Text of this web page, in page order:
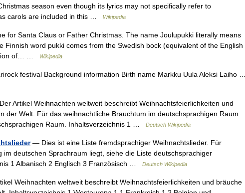
season even though its lyrics may not specifically refer to
carols are included in this …
Wikipedia
for Santa Claus or Father Christmas. The name Joulupukki literally means
Finnish word pukki comes from the Swedish bock (equivalent of the English
of… …
Wikipedia
festival Background information Birth name Markku Uula Aleksi Laiho …
Artikel Weihnachten weltweit beschreibt Weihnachtsfeierlichkeiten und
der Welt. Für das weihnachtliche Brauchtum im deutschsprachigen Raum
Raum. Inhaltsverzeichnis 1 …
Deutsch Wikipedia
— Dies ist eine Liste fremdsprachiger Weihnachtslieder. Für
im deutschen Sprachraum liegt, siehe die Liste deutschsprachiger
1 Albanisch 2 Englisch 3 Französisch …
Deutsch Wikipedia
Weihnachten weltweit beschreibt Weihnachtsfeierlichkeiten und bräuche